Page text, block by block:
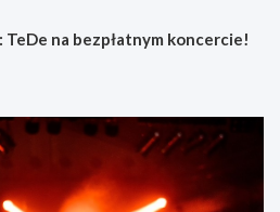
na bezpłatnym koncercie!